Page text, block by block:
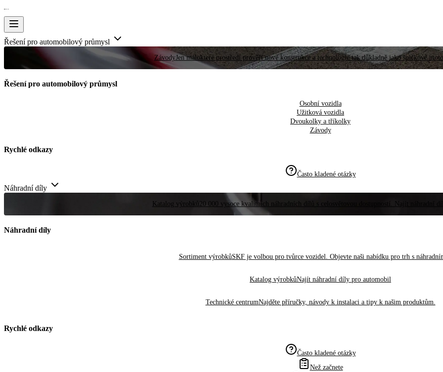
Řešení pro automobilový průmysl
ZávodyJen málokteré prostředí prověří nové konstrukce a technologie tak důkladně jako špičkové
Řešení pro automobilový průmysl
Osobní vozidla
Užitková vozidla
Dvoukolky a tříkolky
Závody
Rychlé odkazy
Často kladené otázky
Náhradní díly
Katalog výrobků20 000 vysoce kvalitních náhradních dílů s celosvětovou dostupností. Najít náhradní
Náhradní díly
Sortiment výrobkůSKF je volbou pro tvůrce vozidel. Objevte naši nabídku pro trh s
Katalog výrobkůNajít náhradní díly pro automobil
Technické centrumNajděte příručky, návody k instalaci a tipy k našim produktům.
Rychlé odkazy
Často kladené otázky
Než začnete